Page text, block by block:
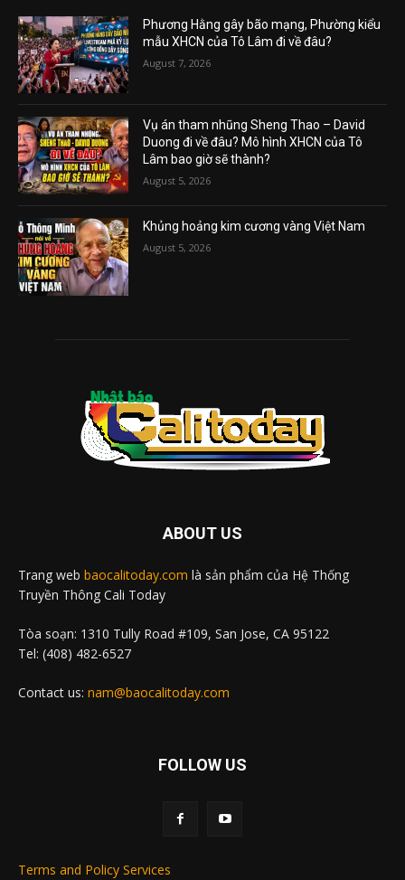
Phương Hằng gây bão mạng, Phường kiểu
mẫu XHCN của Tô Lâm đi về đâu?
August 7, 2026
Vụ án tham nhũng Sheng Thao – David
Duong đi về đâu? Mô hình XHCN của Tô
Lâm bao giờ sẽ thành?
August 5, 2026
Khủng hoảng kim cương vàng Việt Nam
August 5, 2026
ABOUT US
Trang web baocalitoday.com là sản phẩm của Hệ Thống
Truyền Thông Cali Today
Tòa soạn: 1310 Tully Road #109, San Jose, CA 95122
Tel: (408) 482-6527
Contact us: nam@baocalitoday.com
FOLLOW US
Terms and Policy Services